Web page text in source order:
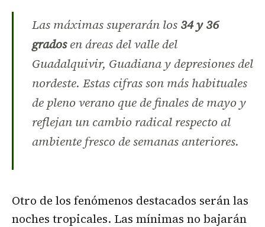
Las máximas superarán los 34 y 36
gradosen áreas del valle del
Guadalquivir, Guadiana y depresiones del
nordeste. Estas cifras son más habituales
de pleno verano que de finales de mayo y
reflejan un cambio radical respecto al
ambiente fresco de semanas anteriores.
Otro de los fenómenos destacados serán las
noches tropicales. Las mínimas no bajarán